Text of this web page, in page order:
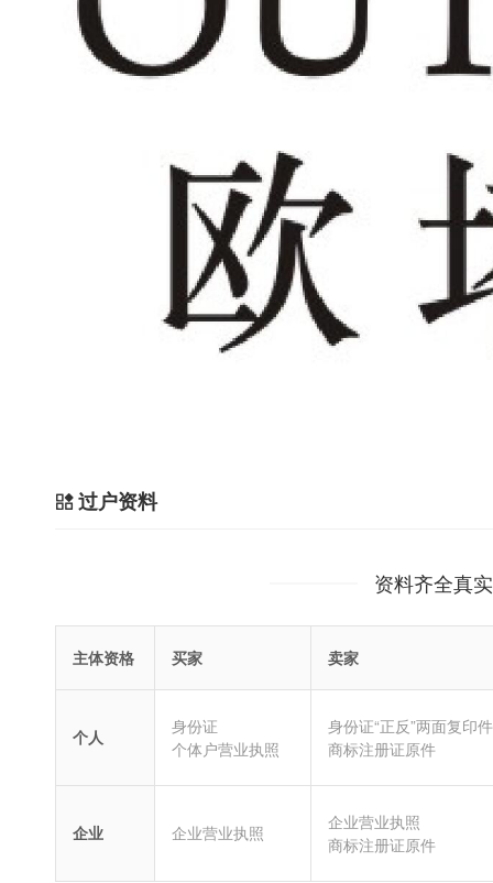
过户资料
资料齐全真
主体资格 买家 卖家
个人
身份证
个体户营业执照
身份证“正反”两面复印件
商标注册证原件
企业 企业营业执照
企业营业执照
商标注册证原件